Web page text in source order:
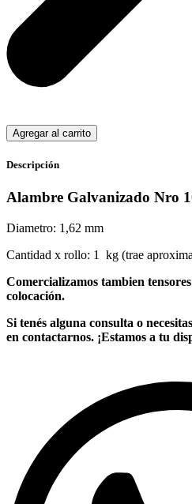
Descripción
Alambre Galvanizado Nro
Diametro: 1,62 mm
Cantidad x rollo: 1 kg (trae
Comercializamos tambien
colocación.
Si tenés alguna consulta o
en contactarnos. ¡Estamos a tu